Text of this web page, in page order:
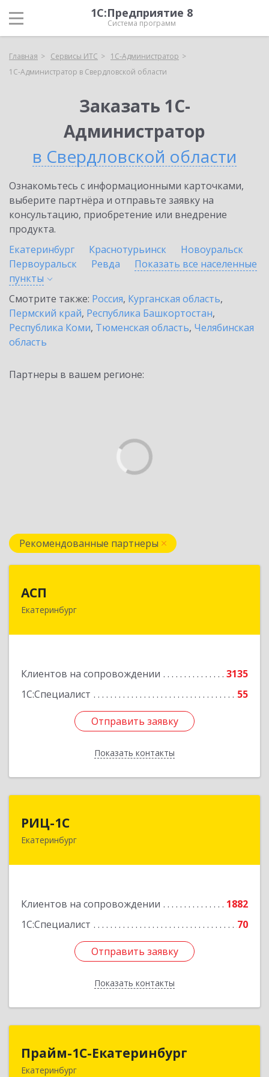
1С:Предприятие 8
Система программ
Главная Сервисы ИТС
1С-Администратор
1С-Администратор в Свердловской области
Заказать 1С-
Администратор
в Свердловской области
Ознакомьтесь с информационными карточками,
выберите партнёра и отправьте заявку на
консультацию, приобретение или внедрение
продукта.
Екатеринбург
Краснотурьинск
Новоуральск
Первоуральск
Ревда
Показать все населенные
пункты
Смотрите также: Россия, Курганская область,
Пермский край, Республика Башкортостан,
Республика Коми, Тюменская область, Челябинская
область
Партнеры в вашем регионе:
Рекомендованные партнеры
АСП
Екатеринбург
Клиентов на сопровождении
3135
1С:Специалист
55
Отправить заявку
Показать контакты
620075, Свердловская обл, Екатеринбург г,
Отправить заявку
Назад
РИЦ-1С
Екатеринбург
Клиентов на сопровождении
1882
1С:Специалист
70
Отправить заявку
Показать контакты
620102, Свердловская обл, Екатеринбург г,
Отправить заявку
Назад
Прайм-1С-Екатеринбург
Екатеринбург
Прайм-1С-Екатеринбург
620142, Свердловская обл, Екатеринбург г, 8